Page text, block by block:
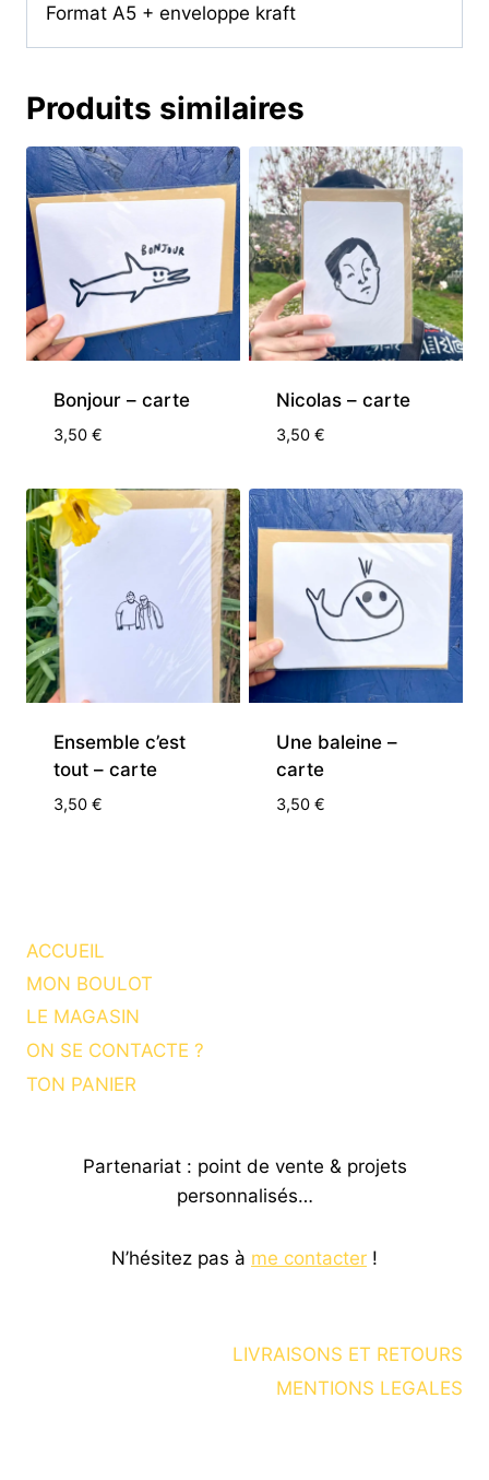
Format A5 + enveloppe kraft
Produits similaires
Bonjour – carte
3,50 €
Nicolas – carte
3,50 €
Ensemble c’est
tout – carte
3,50 €
Une baleine –
carte
3,50 €
ACCUEIL
MON BOULOT
LE MAGASIN
ON SE CONTACTE ?
TON PANIER
Partenariat : point de vente & projets
personnalisés…
N’hésitez pas à me contacter !
LIVRAISONS ET RETOURS
MENTIONS LEGALES